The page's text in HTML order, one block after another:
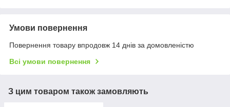
Умови повернення
Повернення товару впродовж 14 днів за домовленістю
Всі умови повернення
З цим товаром також замовляють